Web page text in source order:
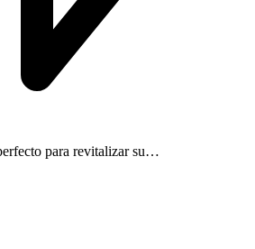
para revitalizar su…